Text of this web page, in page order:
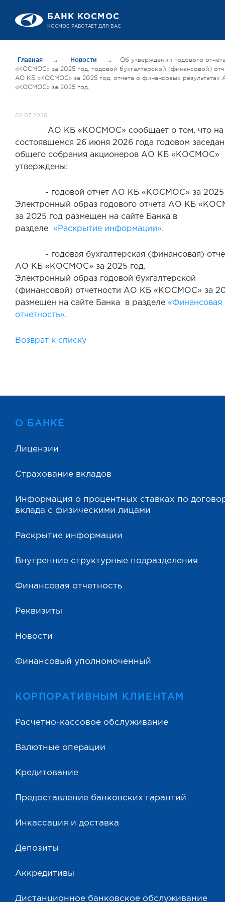
БАНК КОСМОС
Главная → Новости →
Об утверждении годового
«КОСМОС» за 2025 год, годовой бухгалтерской (финансовой)
АО КБ «КОСМОС» за 2025 год, отчета о финансовых результатах
«КОСМОС» за 2025 год.
02.07.2026
АО КБ «КОСМОС» сообщает о том, что на
состоявшемся 26 июня 2026 года годовом
общего собрания акционеров АО КБ «КОСМОС»
утверждены:
- годовой отчет АО КБ «КОСМОС» за 2025
Электронный образ годового отчета АО КБ
за 2025 год размещен на сайте Банка в
разделе «Раскрытие информации».
- годовая бухгалтерская (финансовая)
АО КБ «КОСМОС» за 2025 год.
Электронный образ годовой бухгалтерской
(финансовой) отчетности АО КБ «КОСМОС» за
размещен на сайте Банка в разделе «Финансовая
отчетность».
Возврат к списку
О БАНКЕ
Лицензии
Страхование вкладов
Информация о процентных ставках по
вклада с физическими лицами
Раскрытие информации
Внутренние структурные подразделения
Финансовая отчетность
Реквизиты
Новости
Финансовый уполномоченный
КОРПОРАТИВНЫМ КЛИЕНТАМ
Расчетно-кассовое обслуживание
Валютные операции
Кредитование
Предоставление банковских гарантий
Инкассация и доставка
Депозиты
Аккредитивы
Дистанционное банковское обслуживание